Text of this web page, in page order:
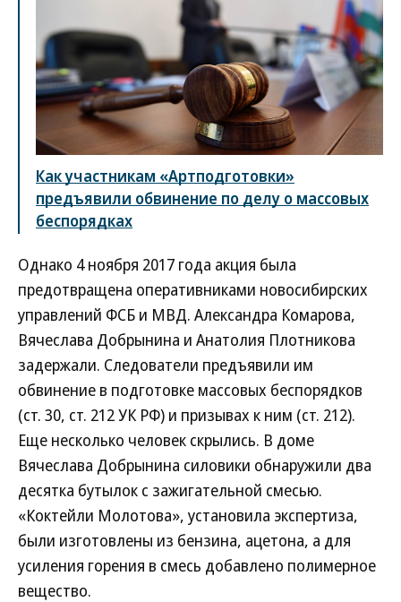
Как участникам «Артподготовки»
предъявили обвинение по делу о массовых
беспорядках
Однако 4 ноября 2017 года акция была
предотвращена оперативниками новосибирских
управлений ФСБ и МВД. Александра Комарова,
Вячеслава Добрынина и Анатолия Плотникова
задержали. Следователи предъявили им
обвинение в подготовке массовых беспорядков
(ст. 30, ст. 212 УК РФ) и призывах к ним (ст. 212).
Еще несколько человек скрылись. В доме
Вячеслава Добрынина силовики обнаружили два
десятка бутылок с зажигательной смесью.
«Коктейли Молотова», установила экспертиза,
были изготовлены из бензина, ацетона, а для
усиления горения в смесь добавлено полимерное
вещество.